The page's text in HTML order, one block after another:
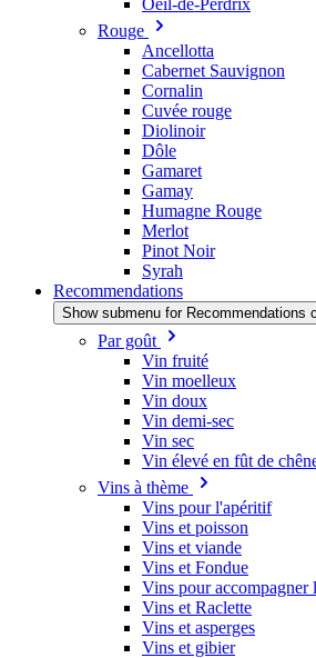
Oeil-de-Perdrix
Rouge
Ancellotta
Cabernet Sauvignon
Cornalin
Cuvée rouge
Diolinoir
Dôle
Gamaret
Gamay
Humagne Rouge
Merlot
Pinot Noir
Syrah
Recommendations
Show submenu for Recommendations
Par goût
Vin fruité
Vin moelleux
Vin doux
Vin demi-sec
Vin sec
Vin élevé en fût de
Vins à thème
Vins pour l'apéritif
Vins et poisson
Vins et viande
Vins et Fondue
Vins pour accompagner
Vins et Raclette
Vins et asperges
Vins et gibier